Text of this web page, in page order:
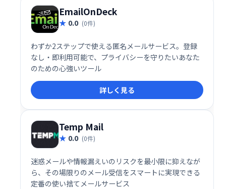
EmailOnDeck
0.0 (0件)
わずか2ステップで使える匿名メールサービス。登録
なし・即利用可能で、プライバシーを守りたいあなた
のための心強いツール
詳しく見る
Temp Mail
0.0 (0件)
迷惑メールや情報漏えいのリスクを最小限に抑えなが
ら、その場限りのメール受信をスマートに実現できる
定番の使い捨てメールサービス